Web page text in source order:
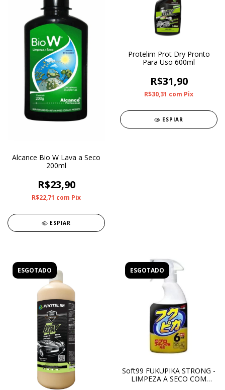
Alcance Bio W Lava a Seco
200ml
R$23,90
R$22,71 com Pix
ESPIAR
Protelim Prot Dry Pronto
Para Uso 600ml
R$31,90
R$30,31 com Pix
ESPIAR
ESGOTADO ESGOTADO
Soft99 FUKUPIKA STRONG -
LIMPEZA A SECO COM